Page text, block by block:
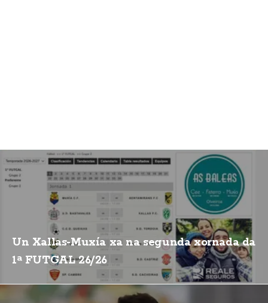
Un Xallas-Muxía xa na segunda xornada da
1ª FUTGAL 26/26